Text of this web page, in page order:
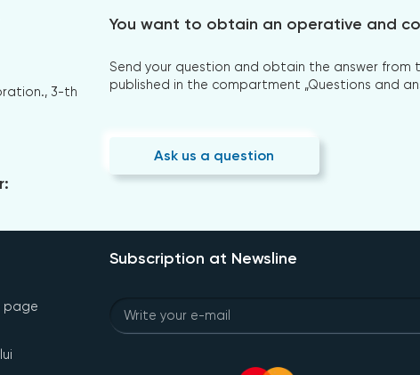
3-th
You want to obtain an operative and
Send your question and obtain the answer
published in the compartment „Questions and
Ask us a question
page
Subscription at Newsline